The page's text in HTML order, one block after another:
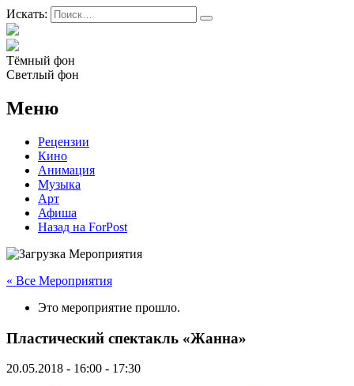
Искать:
Тёмный фон
Светлый фон
Меню
Рецензии
Кино
Анимация
Музыка
Арт
Афиша
Назад на ForPost
« Все Мероприятия
Это мероприятие прошло.
Пластический спектакль «Жанна»
20.05.2018 - 16:00 - 17:30